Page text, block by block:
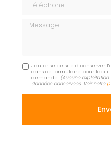
Message
J'autorise ce site à conserver
dans ce formulaire pour
demande. (Aucune
données conservées. Voir notre